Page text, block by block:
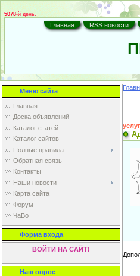
5078-й день.
Главная RSS новости
Меню сайта
Главная
Доска объявлений
Каталог статей
Каталог сайтов
Полные правила
Обратная связь
Контакты
Наши новости
Карта cайта
Форум
ЧаВо
Форма входа
ВОЙТИ НА САЙТ!
Наш опрос